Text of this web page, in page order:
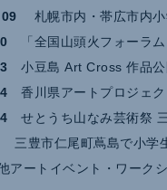
札幌市内・帯広市内小
「全国山頭火フォーラム
小豆島 Art Cross 作品公
香川県アートプロジェク
せとうち山なみ芸術祭
三豊市仁尾町蔦島で小学
アートイベント・ワーク